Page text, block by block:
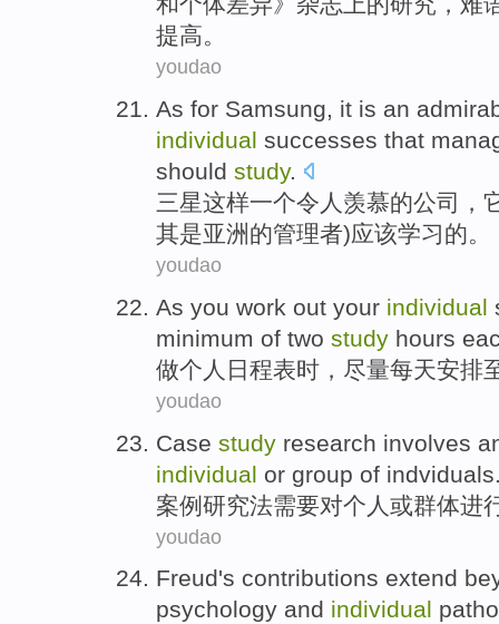
提高。
youdao
As for Samsung, it is an
individual successes that
should study.
三星这样一个令人 羡慕的公司 ，
其是亚洲 的管理者)应该学习的。
youdao
As you work out your individual
minimum of two study hours
做个人 日程表时， 尽量每天安排
youdao
Case study research involves
individual or group of indviduals
案例研究法需要对个人 或群体进
youdao
Freud's contributions extend
psychology and individual